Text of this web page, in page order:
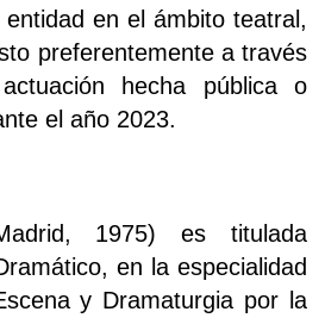
en el ámbito teatral,
preferentemente a través
hecha pública o
el año 2023.
1975) es titulada
en la especialidad
y Dramaturgia por la